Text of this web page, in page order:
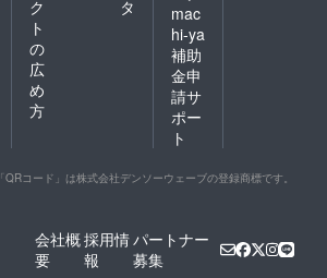
ク
ト
の
広
め
方
タ
mac
hi-ya
補助
金申
請サ
ポー
ト
「QRコード」は株式会社デンソーウェーブの登録商標です。
会社概
要
採用情
報
パートナー
募集